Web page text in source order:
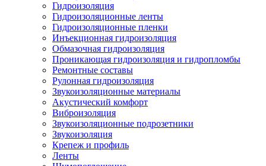
Гидроизоляция
Гидроизоляционные ленты
Гидроизоляционные пленки
Инъекционная гидроизоляция
Обмазочная гидроизоляция
Проникающая гидроизоляция и гидропломбы
Ремонтные составы
Рулонная гидроизоляция
Звукоизоляционные материалы
Акустический комфорт
Виброизоляция
Звукоизоляционные подрозетники
Звукоизоляция
Крепеж и профиль
Ленты